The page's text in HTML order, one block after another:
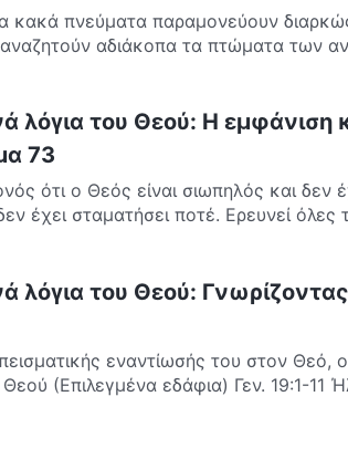
κακά πνεύματα παραμονεύουν
αδιάκοπα τα πτώματα των
λόγια του Θεού: Η εμφάνιση
73
ότι ο Θεός είναι σιωπηλός και δεν
έχει σταματήσει ποτέ. Ερευνεί όλες
λόγια του Θεού:
πεισματικής εναντίωσής του στον
την οργή του Θεού (Επιλεγμένα εδάφια)